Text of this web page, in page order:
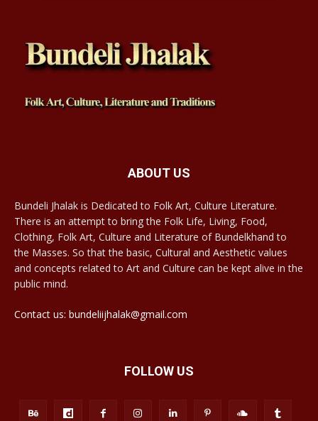
ABOUT US
Bundeli Jhalak is Dedicated to Folk Art, Culture Literature.
There is an attempt to bring the Folk Life, Living, Food,
Clothing, Folk Art, Culture and Literature of Bundelkhand to
the Masses. So that the basic, Cultural and Aesthetic values
and concepts related to Art and Culture can be kept alive in the
public mind.
Contact us: bundeliijhalak@gmail.com
FOLLOW US